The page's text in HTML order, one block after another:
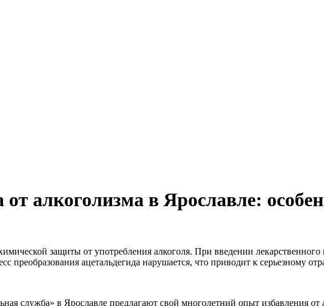
алкоголизма в Ярославле:
защиты от употребления алкоголя. При введении лекарственного
ацетальдегида нарушается, что приводит к серьезному
служба» в Ярославле предлагают свой многолетний опыт избавления